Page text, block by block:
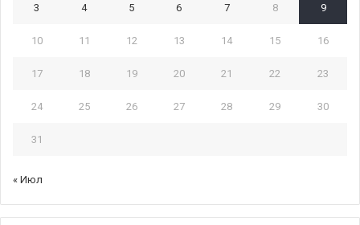
3 4 5 6 7 8 9
10 11 12 13 14 15 16
17 18 19 20 21 22 23
24 25 26 27 28 29 30
31
« Июл